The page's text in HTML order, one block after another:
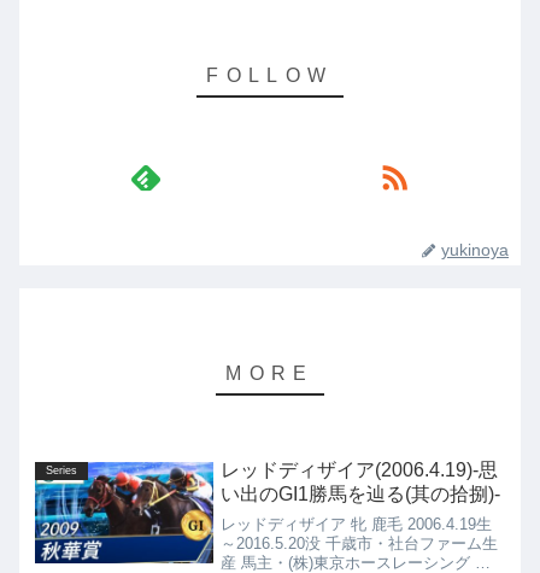
yukinoya
Series
レッドディザイア(2006.4.19)-思
い出のGI1勝馬を辿る(其の拾捌)-
レッドディザイア 牝 鹿毛 2006.4.19生
～2016.5.20没 千歳市・社台ファーム生
産 馬主・(株)東京ホースレーシング 栗